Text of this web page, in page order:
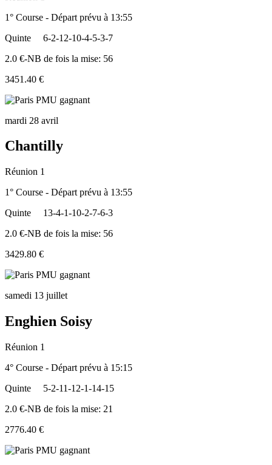
1° Course - Départ prévu à 13:55
Quinte
6-2-12-10-4-5-3-7
2.0 €-NB de fois la mise: 56
3451.40 €
mardi 28 avril
Chantilly
Réunion 1
1° Course - Départ prévu à 13:55
Quinte
13-4-1-10-2-7-6-3
2.0 €-NB de fois la mise: 56
3429.80 €
samedi 13 juillet
Enghien Soisy
Réunion 1
4° Course - Départ prévu à 15:15
Quinte
5-2-11-12-1-14-15
2.0 €-NB de fois la mise: 21
2776.40 €